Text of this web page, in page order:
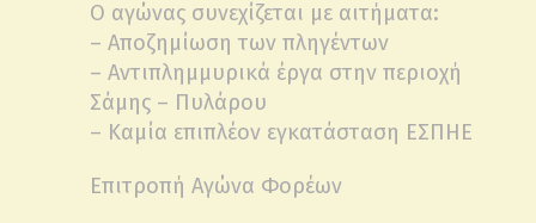
Ο αγώνας συνεχίζεται με αιτήματα:
– Αποζημίωση των πληγέντων
– Αντιπλημμυρικά έργα στην περιοχή
Σάμης – Πυλάρου
– Καμία επιπλέον εγκατάσταση ΕΣΠΗΕ
Επιτροπή Αγώνα Φορέων